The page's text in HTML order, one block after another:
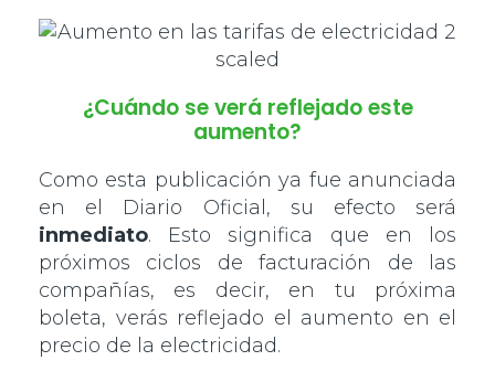
¿Cuándo se verá reflejado este
aumento?
Como esta publicación ya fue anunciada
en el Diario Oficial, su efecto será
inmediato. Esto significa que en los
próximos ciclos de facturación de las
compañías, es decir, en tu próxima
boleta, verás reflejado el aumento en el
precio de la electricidad.